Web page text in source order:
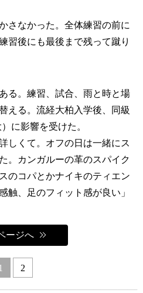
さなかった。全体練習の前に
習後にも最後まで残って蹴り
る。練習、試合、雨と時と場
える。流経大柏入学後、同級
に影響を受けた。
しくて。オフの日は一緒にス
。カンガルーの革のスパイク
のコパとかナイキのティエン
触、足のフィット感が良い」
ージへ
1 2